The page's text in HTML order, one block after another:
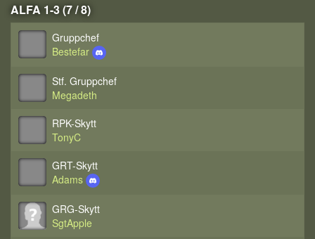
ALFA 1-3 (7 / 8)
Gruppchef
Bestefar
Stf. Gruppchef
Megadeth
RPK-Skytt
TonyC
GRT-Skytt
Adams
GRG-Skytt
SgtApple